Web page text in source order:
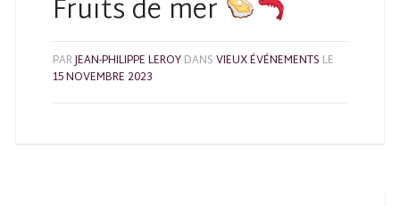
Fruits de mer
PARJEAN-PHILIPPE LEROYDANSVIEUX ÉVÉNEMENTS LE
15 NOVEMBRE 2023